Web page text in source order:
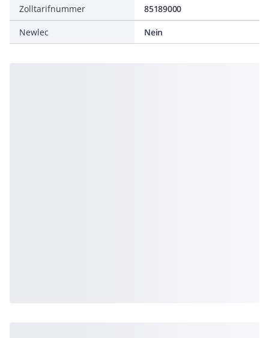
Zolltarifnummer
85189000
Newlec Nein